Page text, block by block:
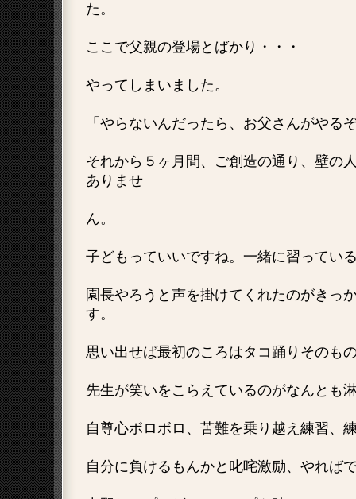
た。
ここで父親の登場とばかり・・・
やってしまいました。
「やらないんだったら、お父さんがや
それから５ヶ月間、ご創造の通り、壁の
ありませ
ん。
子どもっていいですね。一緒に習ってい
園長やろうと声を掛けてくれたのがきっ
す。
思い出せば最初のころはタコ踊りそのも
先生が笑いをこらえているのがなんとも
自尊心ボロボロ、苦難を乗り越え練習、
自分に負けるもんかと叱咤激励、やれば